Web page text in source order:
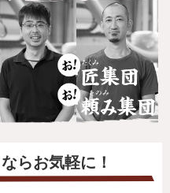
らお気軽に！